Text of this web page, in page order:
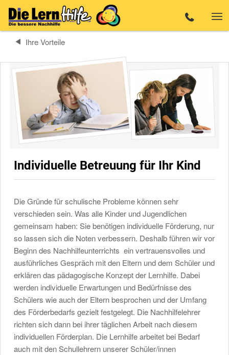
Ihre Vorteile
Individuelle Betreuung für Ihr Kind
Die Gründe für schulische Probleme können sehr
verschieden sein. Was alle Kinder und Jugendlichen
gemeinsam haben: Sie benötigen individuelle Förderung, nur
so lassen sich die Noten verbessern. Deshalb führen wir vor
Beginn des Nachhilfeunterrichts ein vertrauensvolles und
ausführliches Gespräch mit den Eltern und dem Schüler und
erklären das pädagogische Konzept der Lernhilfe. Dabei
werden individuelle Erwartungen und Bedürfnisse des
Schülers wie auch der Eltern besprochen und der Umfang
des Förderbedarfs gezielt festgelegt. Die Nachhilfelehrer
richten sich dann bei ihrer täglichen Arbeit nach diesem
individuellen Förderplan. Die Lernhilfe arbeitet bei Bedarf
auch mit den Schullehrern unserer Schüler/innen